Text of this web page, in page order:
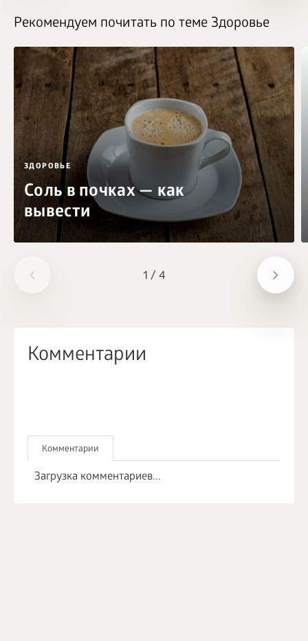
1 / 4
Рекомендуем почитать по теме Здоровье
ЗДОРОВЬЕ
Соль в почках — как
вывести
Комментарии
Комментарии
Загрузка комментариев...